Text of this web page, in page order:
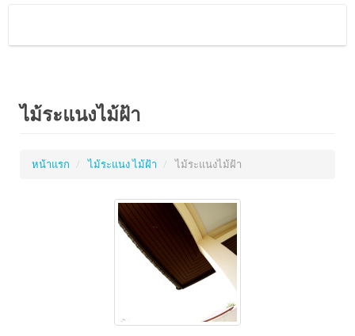
ไม้ระแนงไม้ฝ้า
หน้าแรก ไม้ระแนง ไม้ฝ้า ไม้ระแนงไม้ฝ้า